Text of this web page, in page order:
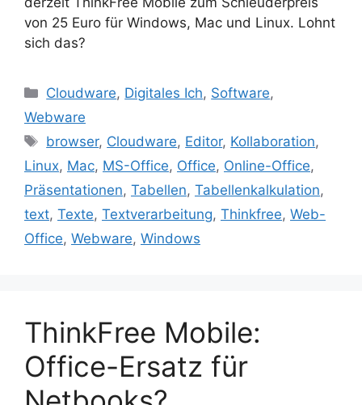
von 25 Euro für Windows, Mac und Linux. Lohnt
sich das?
Kategorien
Cloudware, Digitales Ich, Software,
Webware
Schlagwörter
browser, Cloudware, Editor, Kollaboration,
Linux, Mac, MS-Office, Office, Online-Office,
Präsentationen, Tabellen, Tabellenkalkulation,
text, Texte, Textverarbeitung, Thinkfree, Web-
Office, Webware, Windows
ThinkFree Mobile:
Office-Ersatz für